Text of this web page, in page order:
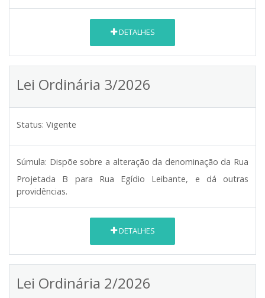
DETALHES
Lei Ordinária 3/2026
Status: Vigente
Súmula: Dispõe sobre a alteração da denominação da Rua
Projetada B para Rua Egídio Leibante, e dá outras
providências.
DETALHES
Lei Ordinária 2/2026